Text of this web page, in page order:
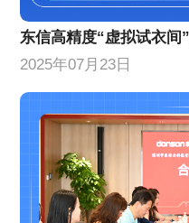
2025年07月23日